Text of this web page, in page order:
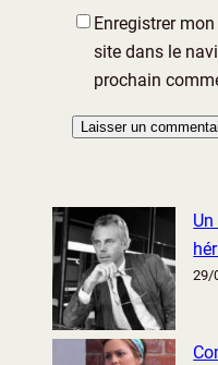
Enregistrer
site dans le
prochain
29/